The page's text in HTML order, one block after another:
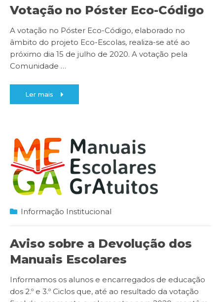
Votação no Póster Eco-Código
A votação no Póster Eco-Código, elaborado no
âmbito do projeto Eco-Escolas, realiza-se até ao
próximo dia 15 de julho de 2020. A votação pela
Comunidade …
Ler mais
Informação Institucional
Aviso sobre a Devolução dos
Manuais Escolares
Informamos os alunos e encarregados de educação
dos 2.º e 3.º Ciclos que, até ao resultado da votação